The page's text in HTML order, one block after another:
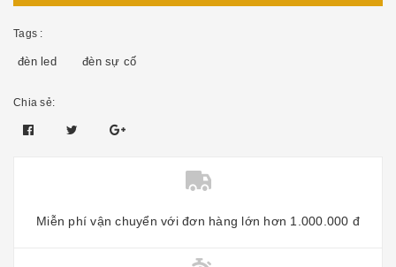
Tags :
đèn led đèn sự cố
Chia sẻ:
Miễn phí vận chuyển với đơn hàng lớn hơn 1.000.000 đ